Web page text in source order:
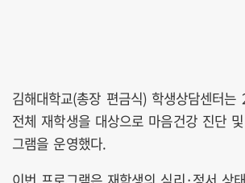
김해대학교(총장 편금식) 학생상담센터는
전체 재학생을 대상으로 마음건강 진단
그램을 운영했다.